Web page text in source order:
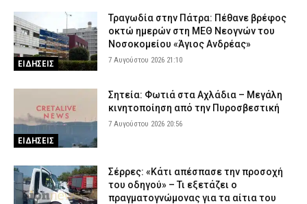
ΕΙΔΗΣΕΙΣ
Τραγωδία στην Πάτρα: Πέθανε βρέφος
οκτώ ημερών στη ΜΕΘ Νεογνών του
Νοσοκομείου «Άγιος Ανδρέας»
7 Αυγούστου 2026 21:10
ΕΙΔΗΣΕΙΣ
Σητεία: Φωτιά στα Αχλάδια – Μεγάλη
κινητοποίηση από την Πυροσβεστική
7 Αυγούστου 2026 20:56
Σέρρες: «Κάτι απέσπασε την προσοχή
του οδηγού» – Τι εξετάζει ο
πραγματογνώμονας για τα αίτια του